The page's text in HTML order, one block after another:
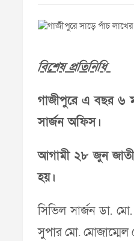
বিশেষ প্রতিনিধি
গাজীপুরে এ বছর ৬
সার্জন অফিস।
আগামী ২৮ জুন
হয়।
সিভিল সার্জন ডা.
সুপার মো. মোজাম্মেল